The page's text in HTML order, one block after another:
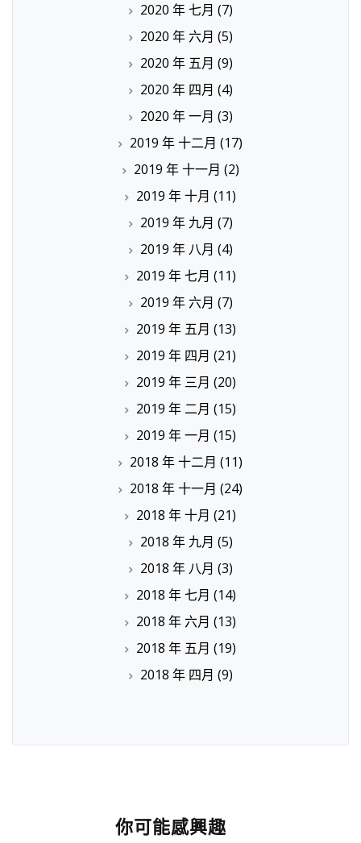
2020 年 七月 (7)
2020 年 六月 (5)
2020 年 五月 (9)
2020 年 四月 (4)
2020 年 一月 (3)
2019 年 十二月 (17)
2019 年 十一月 (2)
2019 年 十月 (11)
2019 年 九月 (7)
2019 年 八月 (4)
2019 年 七月 (11)
2019 年 六月 (7)
2019 年 五月 (13)
2019 年 四月 (21)
2019 年 三月 (20)
2019 年 二月 (15)
2019 年 一月 (15)
2018 年 十二月 (11)
2018 年 十一月 (24)
2018 年 十月 (21)
2018 年 九月 (5)
2018 年 八月 (3)
2018 年 七月 (14)
2018 年 六月 (13)
2018 年 五月 (19)
2018 年 四月 (9)
你可能感興趣